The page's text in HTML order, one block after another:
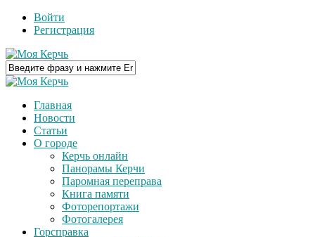
Войти
Регистрация
Главная
Новости
Статьи
О городе
Керчь онлайн
Панорамы Керчи
Паромная переправа
Книга памяти
Фоторепортажи
Фотогалерея
Горсправка